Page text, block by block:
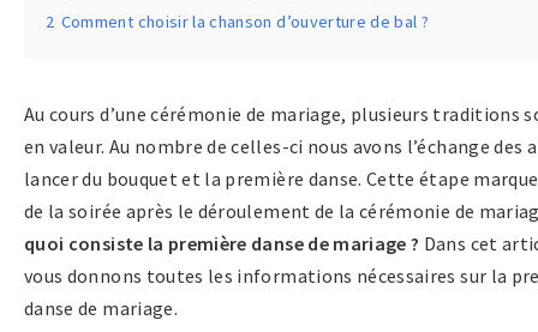
2 Comment choisir la chanson d’ouverture de bal ?
Au cours d’une cérémonie de mariage, plusieurs traditions
en valeur. Au nombre de celles-ci nous avons l’échange des
lancer du bouquet et la première danse. Cette étape
de la soirée après le déroulement de la cérémonie de
quoi consiste la première danse de mariage ? Dans cet
vous donnons toutes les informations nécessaires sur la
danse de mariage.